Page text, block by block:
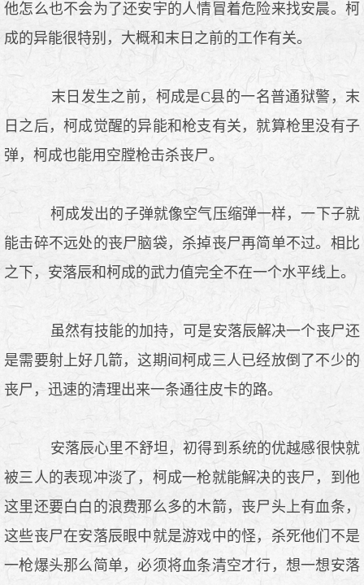
他怎么也不会为了还安宇的人情冒着危险来找安晨。柯
成的异能很特别，大概和末日之前的工作有关。
末日发生之前，柯成是C县的一名普通狱警，末
日之后，柯成觉醒的异能和枪支有关，就算枪里没有子
弹，柯成也能用空膛枪击杀丧尸。
柯成发出的子弹就像空气压缩弹一样，一下子就
能击碎不远处的丧尸脑袋，杀掉丧尸再简单不过。相比
之下，安落辰和柯成的武力值完全不在一个水平线上。
虽然有技能的加持，可是安落辰解决一个丧尸还
是需要射上好几箭，这期间柯成三人已经放倒了不少的
丧尸，迅速的清理出来一条通往皮卡的路。
安落辰心里不舒坦，初得到系统的优越感很快就
被三人的表现冲淡了，柯成一枪就能解决的丧尸，到他
这里还要白白的浪费那么多的木箭，丧尸头上有血条，
这些丧尸在安落辰眼中就是游戏中的怪，杀死他们不是
一枪爆头那么简单，必须将血条清空才行，想一想安落